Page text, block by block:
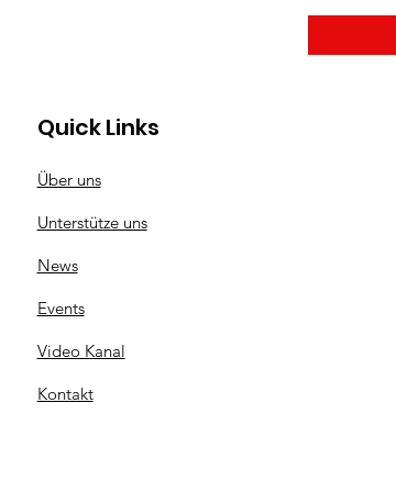
Quick Links
Über uns
Unterstütze uns
News
Events
Video Kanal
Kontakt